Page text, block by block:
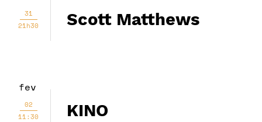
31
21h30
Scott Matthews
fev
02
11:30
KINO